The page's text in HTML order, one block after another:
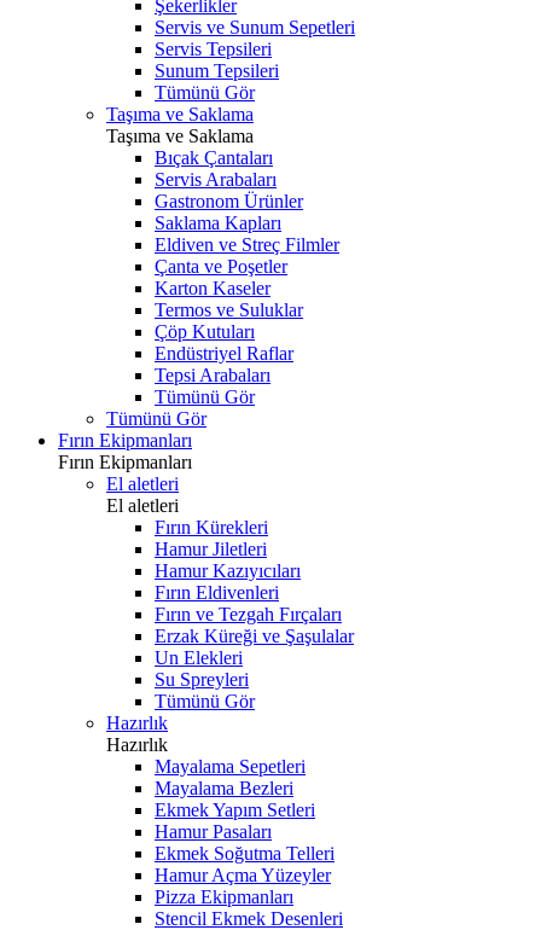
Şekerlikler
Servis ve Sunum Sepetleri
Servis Tepsileri
Sunum Tepsileri
Tümünü Gör
Taşıma ve Saklama
Taşıma ve Saklama
Bıçak Çantaları
Servis Arabaları
Gastronom Ürünler
Saklama Kapları
Eldiven ve Streç Filmler
Çanta ve Poşetler
Karton Kaseler
Termos ve Suluklar
Çöp Kutuları
Endüstriyel Raflar
Tepsi Arabaları
Tümünü Gör
Tümünü Gör
Fırın Ekipmanları
Fırın Ekipmanları
El aletleri
El aletleri
Fırın Kürekleri
Hamur Jiletleri
Hamur Kazıyıcıları
Fırın Eldivenleri
Fırın ve Tezgah Fırçaları
Erzak Küreği ve Şaşulalar
Un Elekleri
Su Spreyleri
Tümünü Gör
Hazırlık
Hazırlık
Mayalama Sepetleri
Mayalama Bezleri
Ekmek Yapım Setleri
Hamur Pasaları
Ekmek Soğutma Telleri
Hamur Açma Yüzeyler
Pizza Ekipmanları
Stencil Ekmek Desenleri